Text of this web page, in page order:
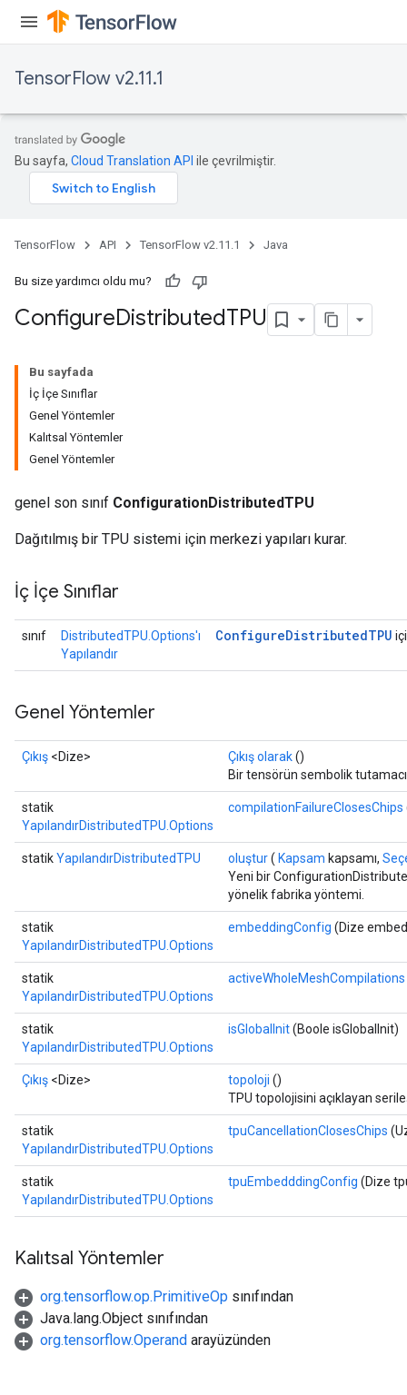
TensorFlow v2.11.1
Bu sayfa, Cloud Translation API ile çevrilmiştir.
TensorFlow API TensorFlow v2.11.1 Java
Bu size yardımcı oldu mu?
ConfigureDistributedTPU
Bu sayfada
İç İçe Sınıflar
Genel Yöntemler
Kalıtsal Yöntemler
Genel Yöntemler
genel son sınıf ConfigurationDistributedTPU
Dağıtılmış bir TPU sistemi için merkezi yapıları kurar.
İç İçe Sınıflar
sınıf
DistributedTPU.Options'ı
Yapılandır
ConfigureDistributedTPU
Genel Yöntemler
Çıkış <Dize> Çıkış olarak()
Bir tensörün sembolik
statik
YapılandırDistributedTPU.Options
compilationFailureClosesChips
statikYapılandırDistributedTPU oluştur( Kapsam kapsamı,
Yeni bir
yönelik fabrika yöntemi.
statik
YapılandırDistributedTPU.Options
embeddingConfig (Dize
statik
YapılandırDistributedTPU.Options
activeWholeMeshCompilations
statik
YapılandırDistributedTPU.Options
isGlobalInit(Boole isGlobalInit)
Çıkış <Dize> topoloji ()
TPU topolojisini açıklayan
statik
YapılandırDistributedTPU.Options
tpuCancellationClosesChips
statik
YapılandırDistributedTPU.Options
tpuEmbedddingConfig (Dize
Kalıtsal Yöntemler
org.tensorflow.op.PrimitiveOp sınıfından
Java.lang.Object sınıfından
org.tensorflow.Operand arayüzünden